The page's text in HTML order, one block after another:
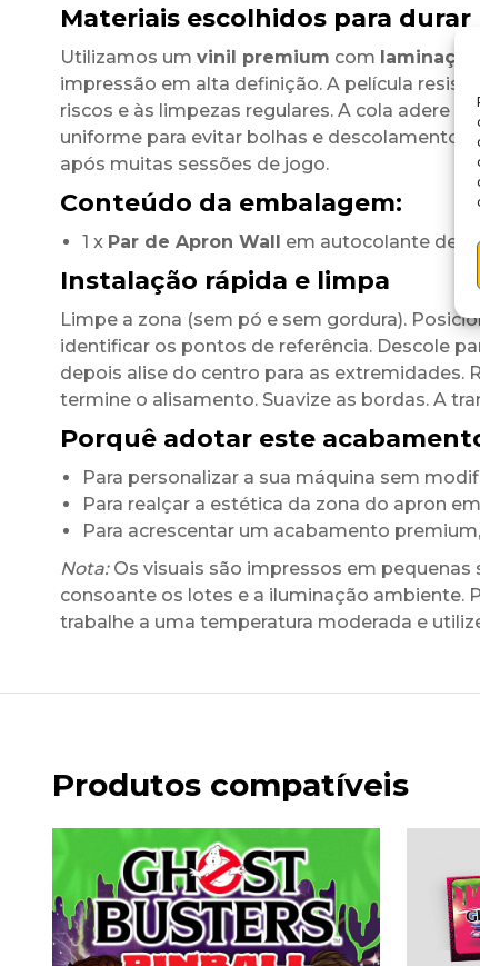
Materiais escolhidos para durar
Utilizamos um vinil premium com
impressão em alta definição. A película resiste
riscos e às limpezas regulares. A cola adere
uniforme para evitar bolhas e
após muitas sessões de jogo.
Conteúdo da embalagem:
1 x Par de Apron Wall em autocolante de
Instalação rápida e limpa
Limpe a zona (sem pó e sem gordura).
identificar os pontos de referência. Descole
depois alise do centro para as extremidades.
termine o alisamento. Suavize as bordas. A
Porquê adotar este
Para personalizar a sua máquina sem
Para realçar a estética da zona do apron
Para acrescentar um acabamento
Nota:Os visuais são impressos em pequenas
consoante os lotes e a iluminação ambiente.
trabalhe a uma temperatura moderada e
Produtos compatíveis